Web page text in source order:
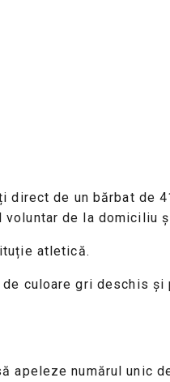
de un bărbat de
de la domiciliu
atletică.
culoare gri deschis
numărul unic